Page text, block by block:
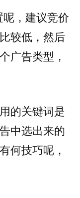
呢，建议竞价
较低，然后
广告类型，
的关键词是
中选出来的
何技巧呢，